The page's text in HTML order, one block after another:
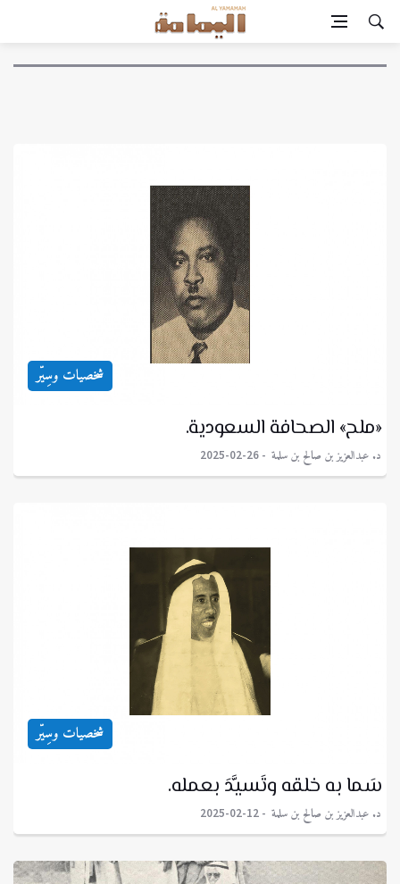
شخصيات وسِيّر
«ملح» الصحافة السعودية.
د. عبدالعزيز بن صالح بن سلمة 2025-02-26
شخصيات وسِيّر
سَما به خلقه وتَسيَّدَ بعمله.
د. عبدالعزيز بن صالح بن سلمة 2025-02-12